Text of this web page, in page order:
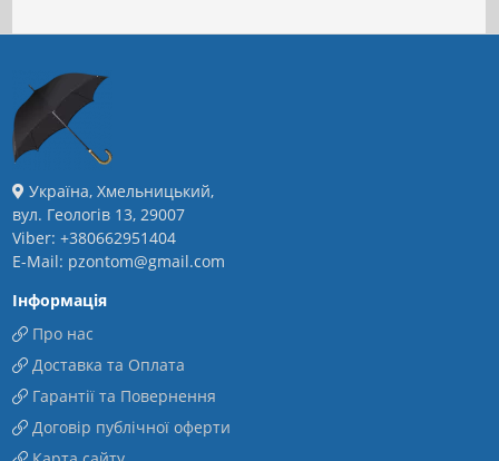
Україна, Хмельницький,
вул. Геологів 13, 29007
Viber: +380662951404
E-Mail: pzontom@gmail.com
Інформація
Про нас
Доставка та Оплата
Гарантії та Повернення
Договір публічної оферти